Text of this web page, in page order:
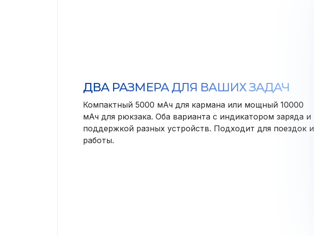
ДВА РАЗМЕРА ДЛЯ ВАШИХ ЗАДАЧ
Компактный 5000 мАч для кармана или мощный 10000
мАч для рюкзака. Оба варианта с индикатором заряда и
поддержкой разных устройств. Подходит для поездок и
работы.